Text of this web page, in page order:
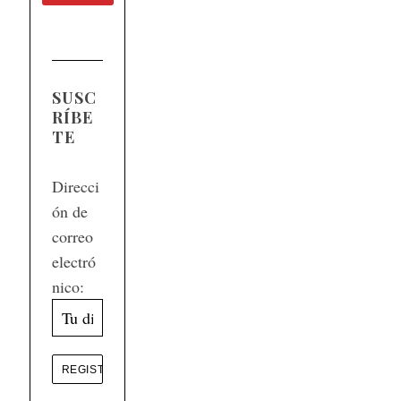
SUSC
RÍBE
TE
Direcci
ón de
correo
electró
nico: